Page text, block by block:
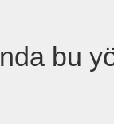
bu